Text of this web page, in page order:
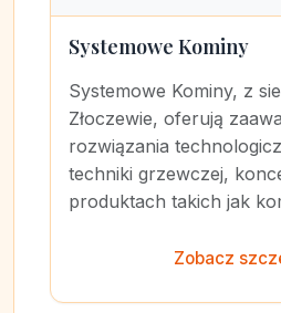
Systemowe Kominy
Systemowe Kominy, z
Złoczewie, oferują
rozwiązania
techniki grzewczej,
produktach takich jak
Zobacz